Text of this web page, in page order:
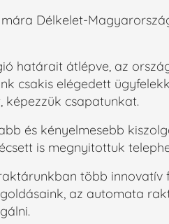
mára Délkelet-
határait átlépve, az
csakis elégedett
képezzük csapatunkat.
és kényelmesebb
is megnyitottuk
több innovatív
az automata